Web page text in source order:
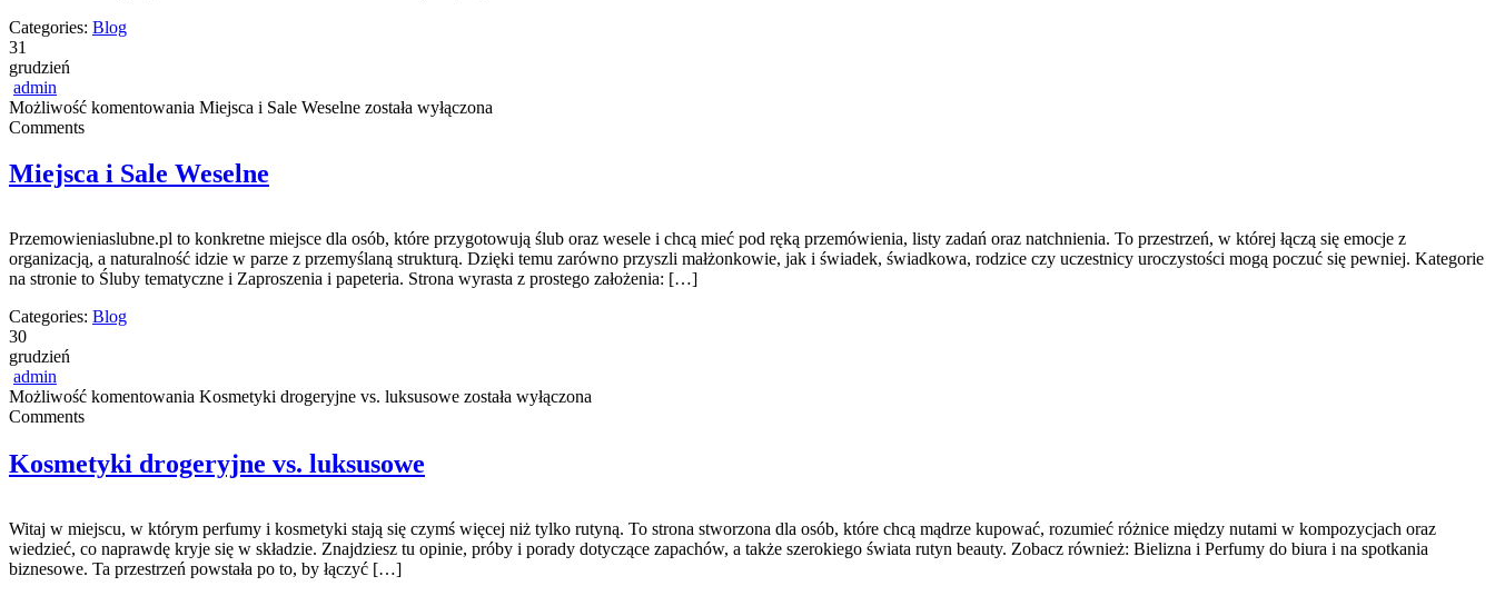
Categories: Blog
31
grudzień
admin
Możliwość komentowania Miejsca i Sale Weselne została wyłączona
Comments
Miejsca i Sale Weselne
Przemowieniaslubne.pl to konkretne miejsce dla osób, które przygotowują ślub oraz wesele i chcą mieć pod ręką przemówienia, listy zadań oraz natchnienia. To przestrzeń, w której łączą się emocje z
organizacją, a naturalność idzie w parze z przemyślaną strukturą. Dzięki temu zarówno przyszli małżonkowie, jak i świadek, świadkowa, rodzice czy uczestnicy uroczystości mogą poczuć się pewniej. Kategorie
na stronie to Śluby tematyczne i Zaproszenia i papeteria. Strona wyrasta z prostego założenia: […]
Categories: Blog
30
grudzień
admin
Możliwość komentowania Kosmetyki drogeryjne vs. luksusowe została wyłączona
Comments
Kosmetyki drogeryjne vs. luksusowe
Witaj w miejscu, w którym perfumy i kosmetyki stają się czymś więcej niż tylko rutyną. To strona stworzona dla osób, które chcą mądrze kupować, rozumieć różnice między nutami w kompozycjach oraz
wiedzieć, co naprawdę kryje się w składzie. Znajdziesz tu opinie, próby i porady dotyczące zapachów, a także szerokiego świata rutyn beauty. Zobacz również: Bielizna i Perfumy do biura i na spotkania
biznesowe. Ta przestrzeń powstała po to, by łączyć […]